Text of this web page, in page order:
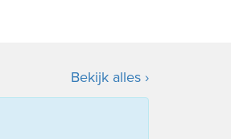
Bekijk alles ›